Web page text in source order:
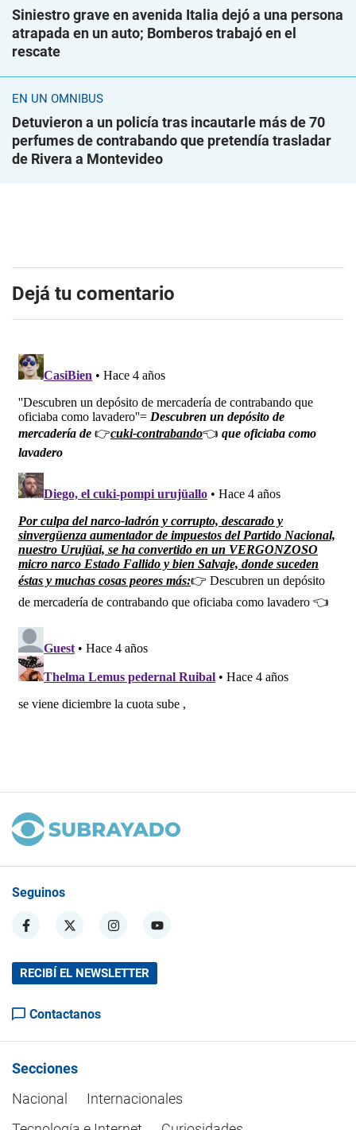
Siniestro grave en avenida Italia dejó a una persona
atrapada en un auto; Bomberos trabajó en el
rescate
EN UN ÓMNIBUS
Detuvieron a un policía tras incautarle más de 70
perfumes de contrabando que pretendía trasladar
de Rivera a Montevideo
Dejá tu comentario
Seguinos
RECIBÍ EL NEWSLETTER
Contactanos
Secciones
Nacional
Internacionales